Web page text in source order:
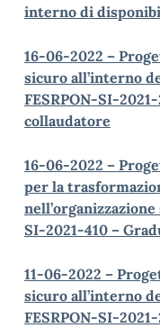
interno di
16-06-2022 –
sicuro all’interno
FESRPON-SI-
collaudatore
16-06-2022 –
per la
nell’organizzazione
SI-2021-410 –
11-06-2022 –
sicuro all’interno
FESRPON-SI-